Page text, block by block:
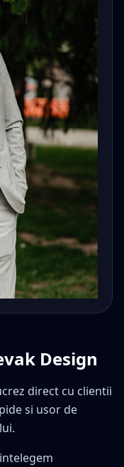
Design
direct cu clientii
si usor de